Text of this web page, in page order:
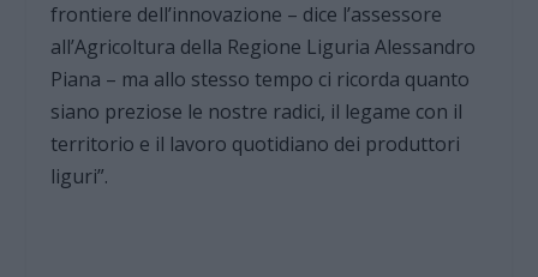
frontiere dell’innovazione – dice l’assessore
all’Agricoltura della Regione Liguria Alessandro
Piana – ma allo stesso tempo ci ricorda quanto
siano preziose le nostre radici, il legame con il
territorio e il lavoro quotidiano dei produttori
liguri”.